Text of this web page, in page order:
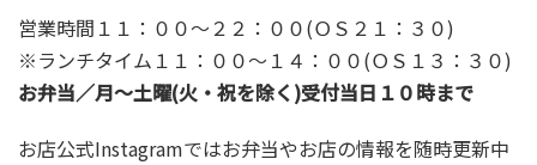
営業時間１１：００～２２：００(ＯＳ２１：３０)
※ランチタイム１１：００～１４：００(ＯＳ１３：３０)
お弁当／月～土曜(火・祝を除く)受付当日１０時まで
お店公式Instagramではお弁当やお店の情報を随時更新中